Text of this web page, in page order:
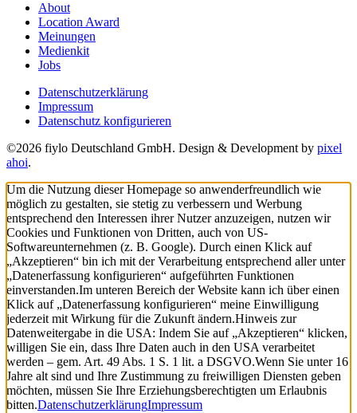
About
Location Award
Meinungen
Medienkit
Jobs
Datenschutzerklärung
Impressum
Datenschutz konfigurieren
©2026 fiylo Deutschland GmbH. Design & Development by pixel
ahoi.
Um die Nutzung dieser Homepage so anwenderfreundlich wie
möglich zu gestalten, sie stetig zu verbessern und Werbung
entsprechend den Interessen ihrer Nutzer anzuzeigen, nutzen wir
Cookies und Funktionen von Dritten, auch von US-
Softwareunternehmen (z. B. Google). Durch einen Klick auf
„Akzeptieren“ bin ich mit der Verarbeitung entsprechend aller unter
„Datenerfassung konfigurieren“ aufgeführten Funktionen
einverstanden.Im unteren Bereich der Website kann ich über einen
Klick auf „Datenerfassung konfigurieren“ meine Einwilligung
jederzeit mit Wirkung für die Zukunft ändern.Hinweis zur
Datenweitergabe in die USA: Indem Sie auf „Akzeptieren“ klicken,
willigen Sie ein, dass Ihre Daten auch in den USA verarbeitet
werden – gem. Art. 49 Abs. 1 S. 1 lit. a DSGVO.Wenn Sie unter 16
Jahre alt sind und Ihre Zustimmung zu freiwilligen Diensten geben
möchten, müssen Sie Ihre Erziehungsberechtigten um Erlaubnis
bitten.DatenschutzerklärungImpressum